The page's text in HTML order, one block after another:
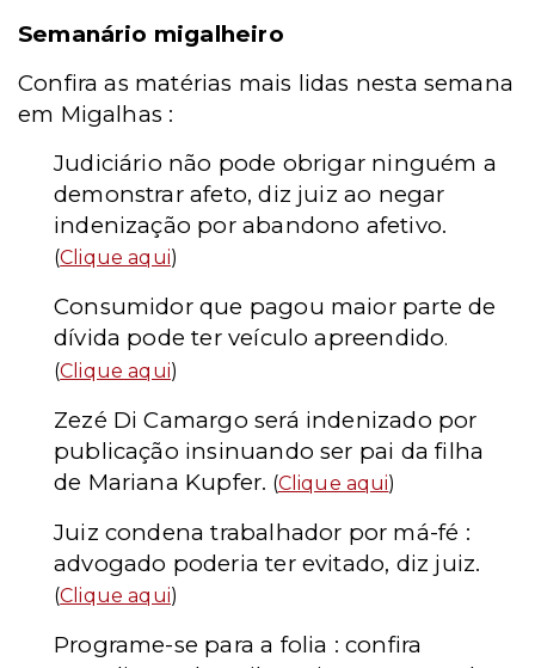
Semanário migalheiro
Confira as matérias mais lidas nesta semana
em Migalhas :
Judiciário não pode obrigar ninguém a
demonstrar afeto, diz juiz ao negar
indenização por abandono afetivo.
(Clique aqui)
Consumidor que pagou maior parte de
dívida pode ter veículo apreendido.
(Clique aqui)
Zezé Di Camargo será indenizado por
publicação insinuando ser pai da filha
de Mariana Kupfer. (Clique aqui)
Juiz condena trabalhador por má-fé :
advogado poderia ter evitado, diz juiz.
(Clique aqui)
Programe-se para a folia : confira